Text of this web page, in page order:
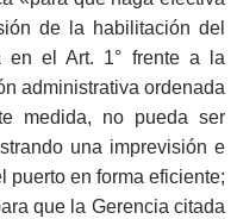
de la habilitación del
en el Art. 1° frente a la
administrativa ordenada
medida, no pueda ser
una imprevisión e
puerto en forma eficiente;
que la Gerencia citada